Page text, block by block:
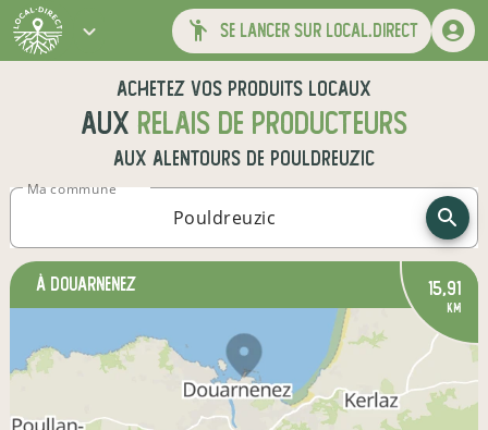
se lancer sur local.direct
Achetez vos produits locaux
aux relais de producteurs
aux alentours de Pouldreuzic
Ma commune
à Douarnenez 15,91
km